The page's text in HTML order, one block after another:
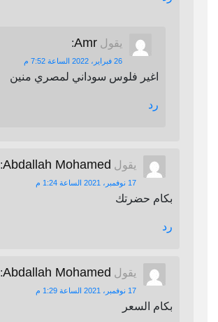
يقول Amr
:
26 فبراير، 2022 الساعة 7:52 م
اغير فلوس سوداني لمصري منين
رد
يقول Abdallah Mohamed
:
17 نوفمبر، 2021 الساعة 1:24 م
بكام حضرتك
رد
يقول Abdallah Mohamed
:
17 نوفمبر، 2021 الساعة 1:29 م
بكام السعر